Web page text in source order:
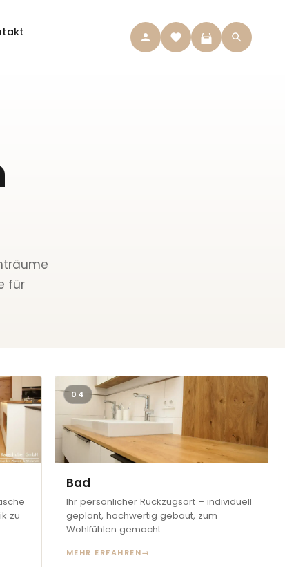
für
zu
04
Bad
Ihr persönlicher Rückzugsort – individuell
geplant, hochwertig gebaut, zum
Wohlfühlen gemacht.
MEHR ERFAHREN→